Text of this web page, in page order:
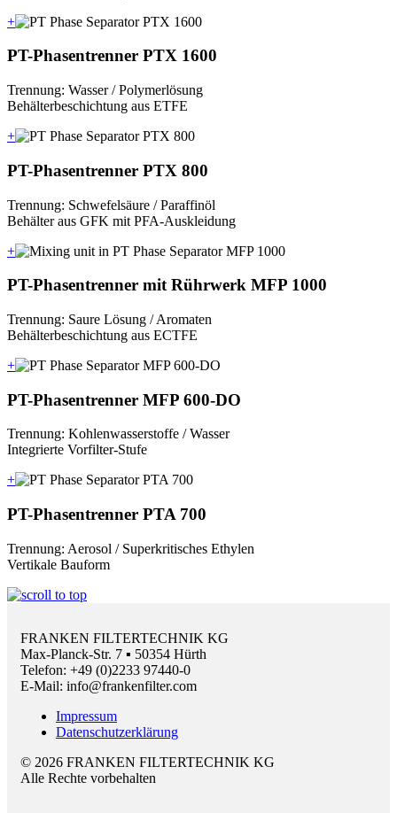
+
PT-Phasentrenner PTX 1600
Trennung: Wasser / Polymerlösung
Behälterbeschichtung aus ETFE
+
PT-Phasentrenner PTX 800
Trennung: Schwefelsäure / Paraffinöl
Behälter aus GFK mit PFA-Auskleidung
+
PT-Phasentrenner mit Rührwerk MFP 1000
Trennung: Saure Lösung / Aromaten
Behälterbeschichtung aus ECTFE
+
PT-Phasentrenner MFP 600-DO
Trennung: Kohlenwasserstoffe / Wasser
Integrierte Vorfilter-Stufe
+
PT-Phasentrenner PTA 700
Trennung: Aerosol / Superkritisches Ethylen
Vertikale Bauform
FRANKEN FILTERTECHNIK KG
Max-Planck-Str. 7 ▪ 50354 Hürth
Telefon: +49 (0)2233 97440-0
E-Mail: info@frankenfilter.com
Impressum
Datenschutzerklärung
© 2026 FRANKEN FILTERTECHNIK KG
Alle Rechte vorbehalten